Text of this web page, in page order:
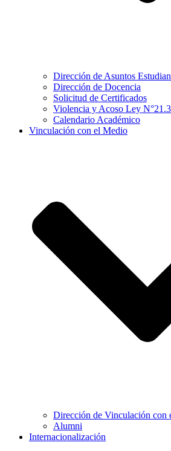
Dirección de Asuntos
Dirección de Docencia
Solicitud de Certificados
Violencia y Acoso Ley
Calendario Académico
Vinculación con el Medio
Dirección de Vinculación con
Alumni
Internacionalización